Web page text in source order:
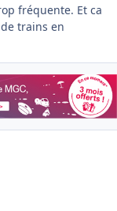
fréquente. Et ca
trains en